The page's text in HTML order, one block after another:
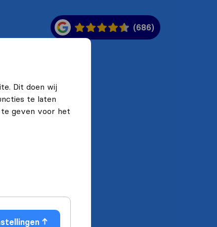
Dit doen wij
te laten
geven voor het
(686)